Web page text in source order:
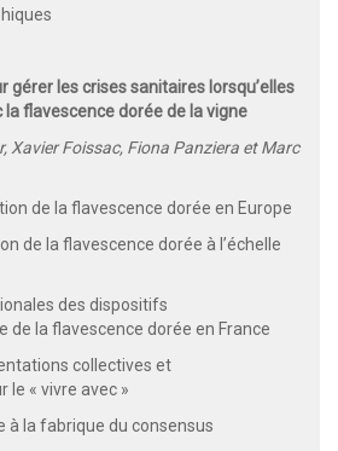
gérer les crises sanitaires lorsqu’elles
la flavescence dorée de la vigne
Xavier Foissac, Fiona Panziera et Marc
de la flavescence dorée en Europe
de la flavescence dorée à l’échelle
des dispositifs
de la flavescence dorée en France
collectives et
le « vivre avec »
à la fabrique du consensus